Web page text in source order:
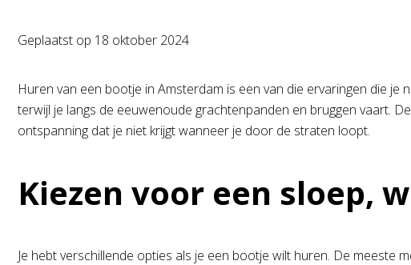
Geplaatst op 18 oktober 2024
Huren van een bootje in Amsterdam is een van die ervaringen die
terwijl je langs de eeuwenoude grachtenpanden en bruggen vaart.
ontspanning dat je niet krijgt wanneer je door de straten loopt.
Kiezen voor een sloep,
Je hebt verschillende opties als je een bootje wilt huren. De meeste